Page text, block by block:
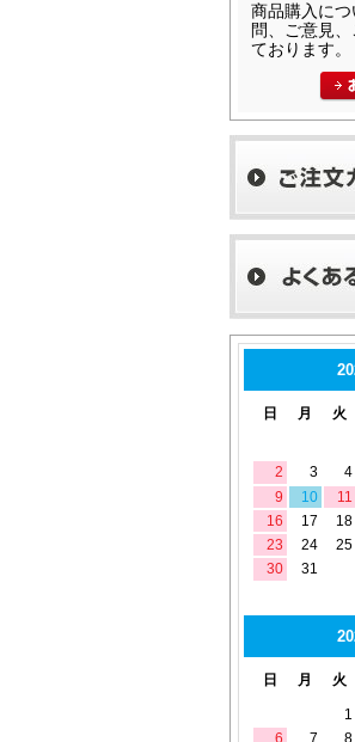
商品購入に
問、ご意見
ております。